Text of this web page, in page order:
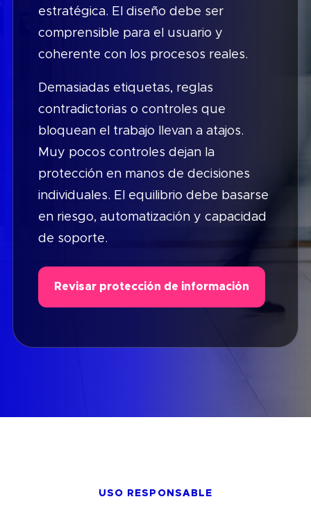
estratégica. El diseño debe ser
comprensible para el usuario y
coherente con los procesos reales.
Demasiadas etiquetas, reglas
contradictorias o controles que
bloquean el trabajo llevan a atajos.
Muy pocos controles dejan la
protección en manos de decisiones
individuales. El equilibrio debe basarse
en riesgo, automatización y capacidad
de soporte.
Revisar protección de información
USO RESPONSABLE